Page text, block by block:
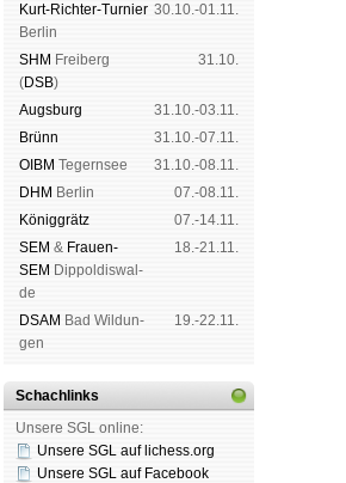
Kurt-Rich­ter-Tur­nier
Ber­lin
30.10.-01.11.
SHM Frei­berg
(DSB)
31.10.
Augs­burg
31.10.-03.11.
Brünn
31.10.-07.11.
OIBM Tegern­see
31.10.-08.11.
DHM Ber­lin
07.-08.11.
König­grätz
07.-14.11.
SEM & Frauen-
SEM Dip­pol­dis­wal­
de
18.-21.11.
DSAM Bad Wil­dun­
gen
19.-22.11.
Schachlinks
Unsere SGL online:
Unsere SGL auf li­chess.org
Unsere SGL auf Face­book